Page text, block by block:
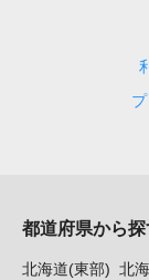
都道府県から探
北海道(東部) 北